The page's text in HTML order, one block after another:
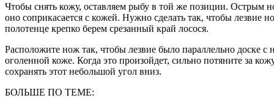
Чтобы снять кожу, оставляем рыбу в той же позиции. Острым
оно соприкасается с кожей. Нужно сделать так, чтобы
полотенце крепко берем срезанный край лосося.
Расположите нож так, чтобы лезвие было параллельно доске
оголенной коже. Когда это произойдет, сильно потяните за
сохранять этот небольшой угол вниз.
БОЛЬШЕ ПО ТЕМЕ: